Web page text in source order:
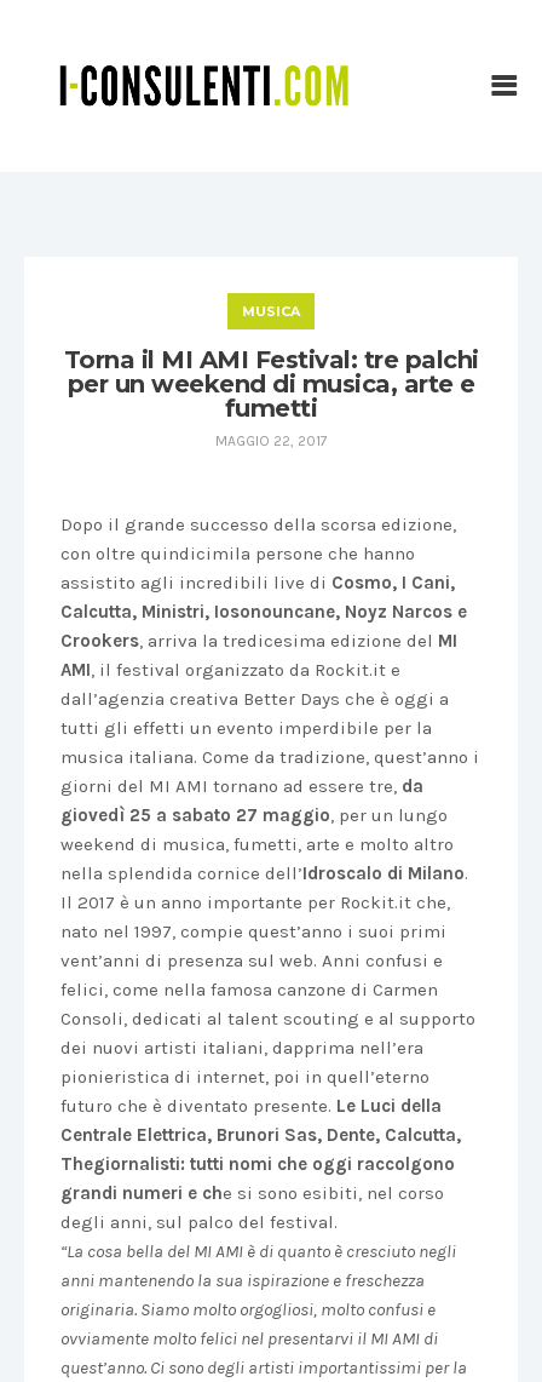
MUSICA
Torna il MI AMI Festival: tre palchi
per un weekend di musica, arte e
fumetti
MAGGIO 22, 2017
Dopo il grande successo della scorsa edizione,
con oltre quindicimila persone che hanno
assistito agli incredibili live di Cosmo, I Cani,
Calcutta, Ministri, Iosonouncane, Noyz Narcos e
Crookers, arriva la tredicesima edizione del MI
AMI, il festival organizzato da Rockit.it e
dall’agenzia creativa Better Days che è oggi a
tutti gli effetti un evento imperdibile per la
musica italiana. Come da tradizione, quest’anno i
giorni del MI AMI tornano ad essere tre, da
giovedì 25 a sabato 27 maggio, per un lungo
weekend di musica, fumetti, arte e molto altro
nella splendida cornice dell’Idroscalo di Milano.
Il 2017 è un anno importante per Rockit.it che,
nato nel 1997, compie quest’anno i suoi primi
vent’anni di presenza sul web. Anni confusi e
felici, come nella famosa canzone di Carmen
Consoli, dedicati al talent scouting e al supporto
dei nuovi artisti italiani, dapprima nell’era
pionieristica di internet, poi in quell’eterno
futuro che è diventato presente. Le Luci della
Centrale Elettrica, Brunori Sas, Dente, Calcutta,
Thegiornalisti: tutti nomi che oggi raccolgono
grandi numeri e che si sono esibiti, nel corso
degli anni, sul palco del festival.
“La cosa bella del MI AMI è di quanto è cresciuto negli
anni mantenendo la sua ispirazione e freschezza
originaria. Siamo molto orgogliosi, molto confusi e
ovviamente molto felici nel presentarvi il MI AMI di
quest’anno. Ci sono degli artisti importantissimi per la